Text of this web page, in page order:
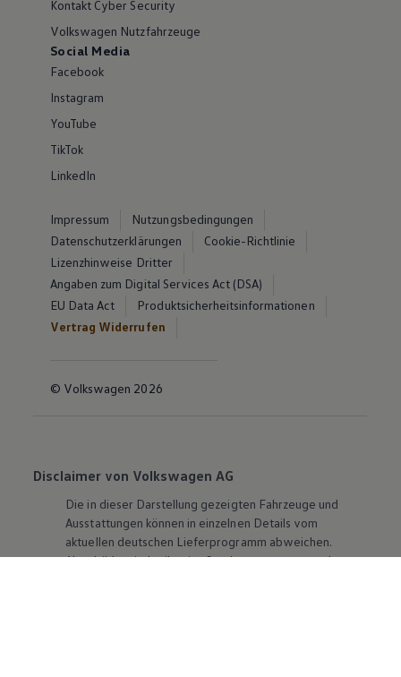
Kontakt Cyber Security
Volkswagen Nutzfahrzeuge
Social Media
Facebook
Instagram
YouTube
TikTok
LinkedIn
Impressum
Nutzungsbedingungen
Datenschutzerklärungen
Cookie-Richtlinie
Lizenzhinweise Dritter
Angaben zum Digital Services Act (DSA)
EU Data Act
Produktsicherheitsinformationen
Vertrag Widerrufen
© Volkswagen 2026
Disclaimer von Volkswagen AG
Die in dieser Darstellung gezeigten Fahrzeuge und
Ausstattungen können in einzelnen Details vom
aktuellen deutschen Lieferprogramm abweichen.
Abgebildet sind teilweise Sonderausstattungen der